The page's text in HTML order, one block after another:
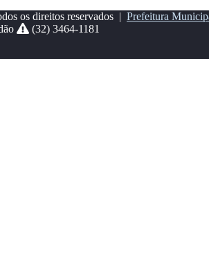
os direitos reservados | Prefeitura
(32) 3464-1181